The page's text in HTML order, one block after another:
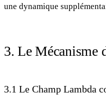
une dynamique
3. Le Mécanisme
3.1 Le Champ Lambda